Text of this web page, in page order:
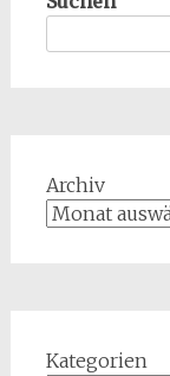
Archiv
Kategorien